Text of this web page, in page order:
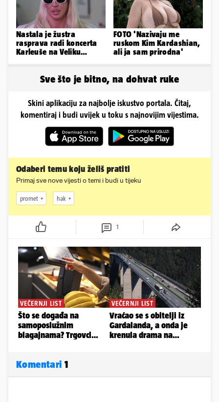
Nastala je žustra
rasprava radi koncerta
Karleuše na Veliku
FOTO 'Nazivaju me
ruskom Kim Kardashian,
ali ja sam prirodna'
Sve što je bitno, na dohvat ruke
Skini aplikaciju za najbolje iskustvo portala. Čitaj,
komentiraj i budi uvijek u toku s najnovijim vijestima.
Odaberi temu koju želiš pratiti
Primaj sve nove vijesti o temi i budi u tijeku
promet hak
1
Komentari 1